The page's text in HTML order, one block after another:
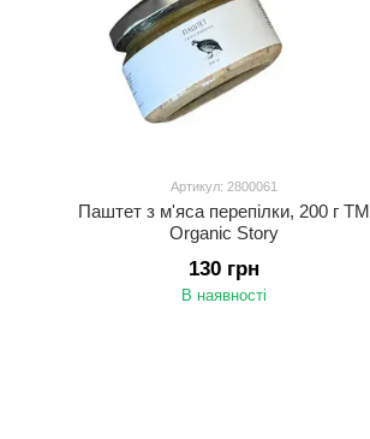
Артикул: 2800061
Паштет з м'яса перепілки, 200 г ТМ
Organic Story
130 грн
В наявності